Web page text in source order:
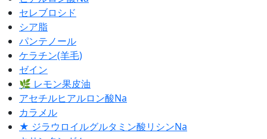
セレブロシド
シア脂
パンテノール
ケラチン(羊毛)
ゼイン
🌿 レモン果皮油
アセチルヒアルロン酸Na
カラメル
★ ジラウロイルグルタミン酸リシンNa